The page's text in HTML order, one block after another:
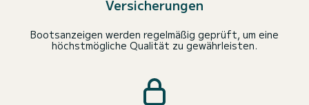
Versicherungen
Bootsanzeigen werden regelmäßig geprüft, um eine
höchstmögliche Qualität zu gewährleisten.